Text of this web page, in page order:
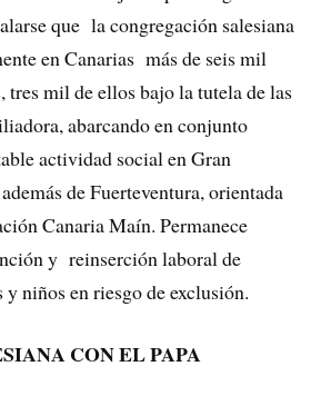
que la congregación salesiana
en Canarias más de seis mil
tres mil de ellos bajo la tutela de las
abarcando en conjunto
actividad social en Gran
de Fuerteventura, orientada
Canaria Maín. Permanece
y reinserción laboral de
niños en riesgo de exclusión.
CON EL PAPA